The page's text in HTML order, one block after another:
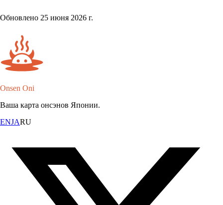
Обновлено 25 июня 2026 г.
Onsen Oni
Ваша карта онсэнов Японии.
ENJARU